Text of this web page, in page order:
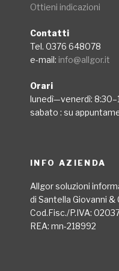
Ottieni indicazioni
Contatti
Tel. 0376 648078
e-mail: info@allgor.it
Orari
lunedì—venerdì:
sabato : su
INFO AZIENDA
Allgor soluzioni
di Santella Giovanni &
Cod.Fisc./P.IVA:
REA: mn-218992